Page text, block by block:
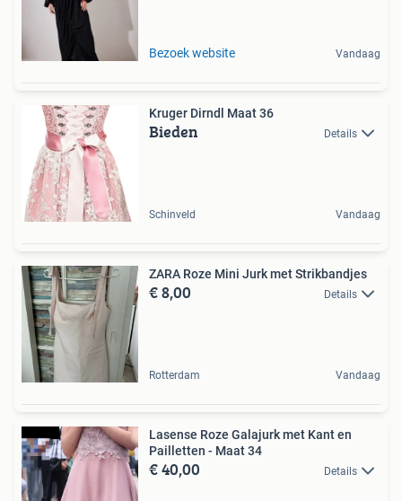
Bezoek website Vandaag
Kruger Dirndl Maat 36
Bieden Details
Schinveld Vandaag
ZARA Roze Mini Jurk met Strikbandjes
€ 8,00 Details
Rotterdam Vandaag
Lasense Roze Galajurk met Kant en
Pailletten - Maat 34
€ 40,00 Details